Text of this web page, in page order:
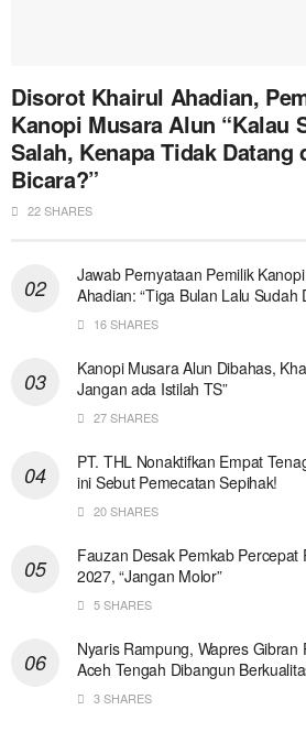
Disorot Khairul Ahadian,
Kanopi Musara Alun “Kalau
Salah, Kenapa Tidak Datang
Bicara?”
22 SHARES
Jawab Pernyataan Pemilik
Ahadian: “Tiga Bulan Lalu Sudah
16 SHARES
Kanopi Musara Alun Dibahas,
Jangan ada Istilah TS”
27 SHARES
PT. THL Nonaktifkan Empat
ini Sebut Pemecatan Sepihak!
20 SHARES
Fauzan Desak Pemkab Percepat
2027, “Jangan Molor”
5 SHARES
Nyaris Rampung, Wapres
Aceh Tengah Dibangun
3 SHARES